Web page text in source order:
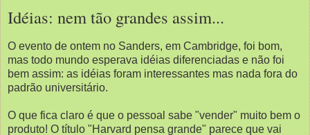
Idéias: nem tão grandes assim...
O evento de ontem no Sanders, em Cambridge, foi bom,
mas todo mundo esperava idéias diferenciadas e não foi
bem assim: as idéias foram interessantes mas nada fora do
padrão universitário.
O que fica claro é que o pessoal sabe "vender" muito bem o
produto! O título "Harvard pensa grande" parece que vai